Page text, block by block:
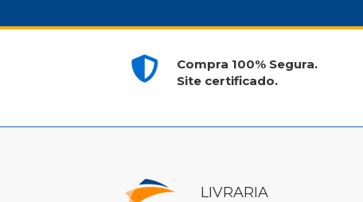
Compra 100% Segura.
Site certificado.
LIVRARIA